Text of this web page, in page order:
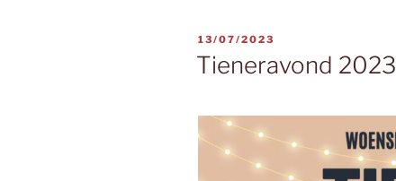
GEPLAATST
13/07/2023
Tieneravond 2023